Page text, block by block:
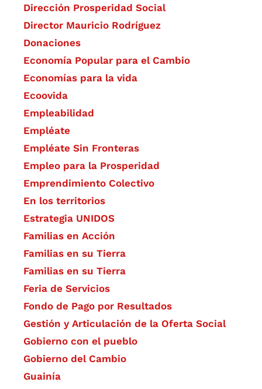
Dirección Prosperidad Social
Director Mauricio Rodríguez
Donaciones
Economía Popular para el Cambio
Economías para la vida
Ecoovida
Empleabilidad
Empléate
Empléate Sin Fronteras
Empleo para la Prosperidad
Emprendimiento Colectivo
En los territorios
Estrategia UNIDOS
Familias en Acción
Familias en su Tierra
Familias en su Tierra
Feria de Servicios
Fondo de Pago por Resultados
Gestión y Articulación de la Oferta Social
Gobierno con el pueblo
Gobierno del Cambio
Guainía